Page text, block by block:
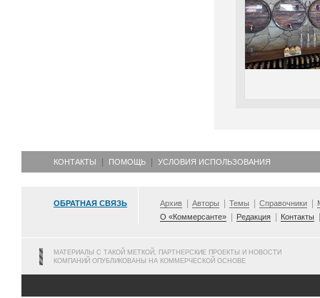
КОНТАКТЫ ПОМОЩЬ УСЛОВИЯ ИСПОЛЬЗОВАНИЯ
ОБРАТНАЯ СВЯЗЬ Архив Авторы Темы Справочники
О «Коммерсанте»
Редакция Контакты
МАТЕРИАЛЫ С ТАКОЙ МЕТКОЙ, ПАРТНЕРСКИЕ ПРОЕКТЫ И НОВОСТИ
КОМПАНИЙ ОПУБЛИКОВАНЫ НА КОММЕРЧЕСКОЙ ОСНОВЕ